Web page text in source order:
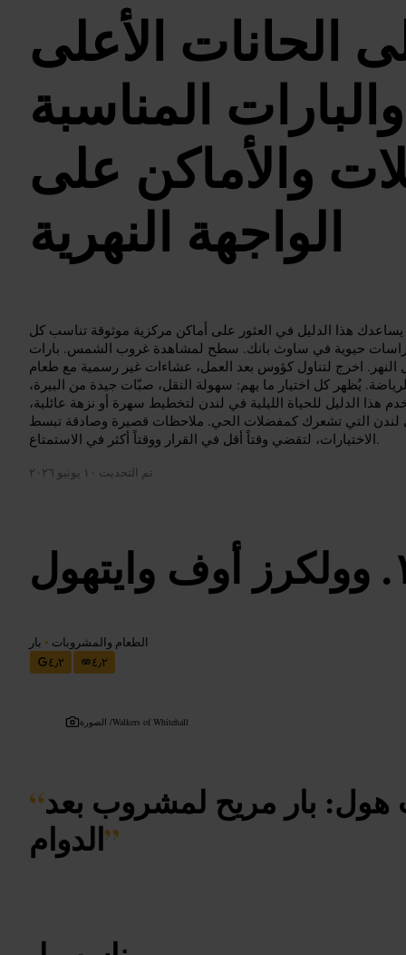
الحانات الأعلى
المناسبة
والأماكن على
الواجهة النهرية
هذا الدليل في العثور على أماكن مركزية موثوقة تناسب كل
حيوية في ساوث بانك. سطح لمشاهدة غروب الشمس. بارات
اخرج لتناول كؤوس بعد العمل، عشاءات غير رسمية مع طعام
يُظهر كل اختيار ما يهم: سهولة النقل، صبّات جيدة من البيرة،
هذا الدليل للحياة الليلية في لندن لتخطيط سهرة أو نزهة عائلية،
لندن التي تشعرك كمفضلات الحي. ملاحظات قصيرة وصادقة تبسط
الاختيارات، لتقضي وقتاً أقل في القرار ووقتاً أكثر في الاستمتاع.
تم التحديث ١٠ يونيو ٢٠٢٦
وولكرز أوف وايتهول
الطعام والمشروبات • بار
٤٫٢
٤٫٢
الصورة /Walkers of Whitehall
“هول: بار مريح لمشروب بعد
الدوام”